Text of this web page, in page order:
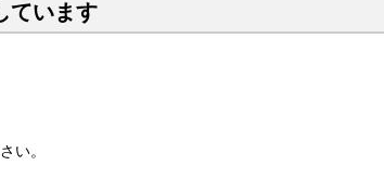
ています
い。